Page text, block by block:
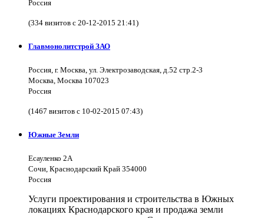
Россия
(334 визитов с 20-12-2015 21:41)
Главмонолитстрой ЗАО
Россия, г. Москва, ул. Электрозаводская, д.52 стр.2-3
Москва, Москва 107023
Россия
(1467 визитов с 10-02-2015 07:43)
Южные Земли
Есауленко 2А
Сочи, Краснодарский Край 354000
Россия
Услуги проектирования и строительства в Южных
локациях Краснодарского края и продажа земли